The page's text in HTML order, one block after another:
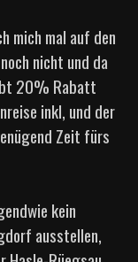
mich mal auf den
nicht und da
20% Rabatt
inkl, und der
Zeit fürs
kein
ausstellen,